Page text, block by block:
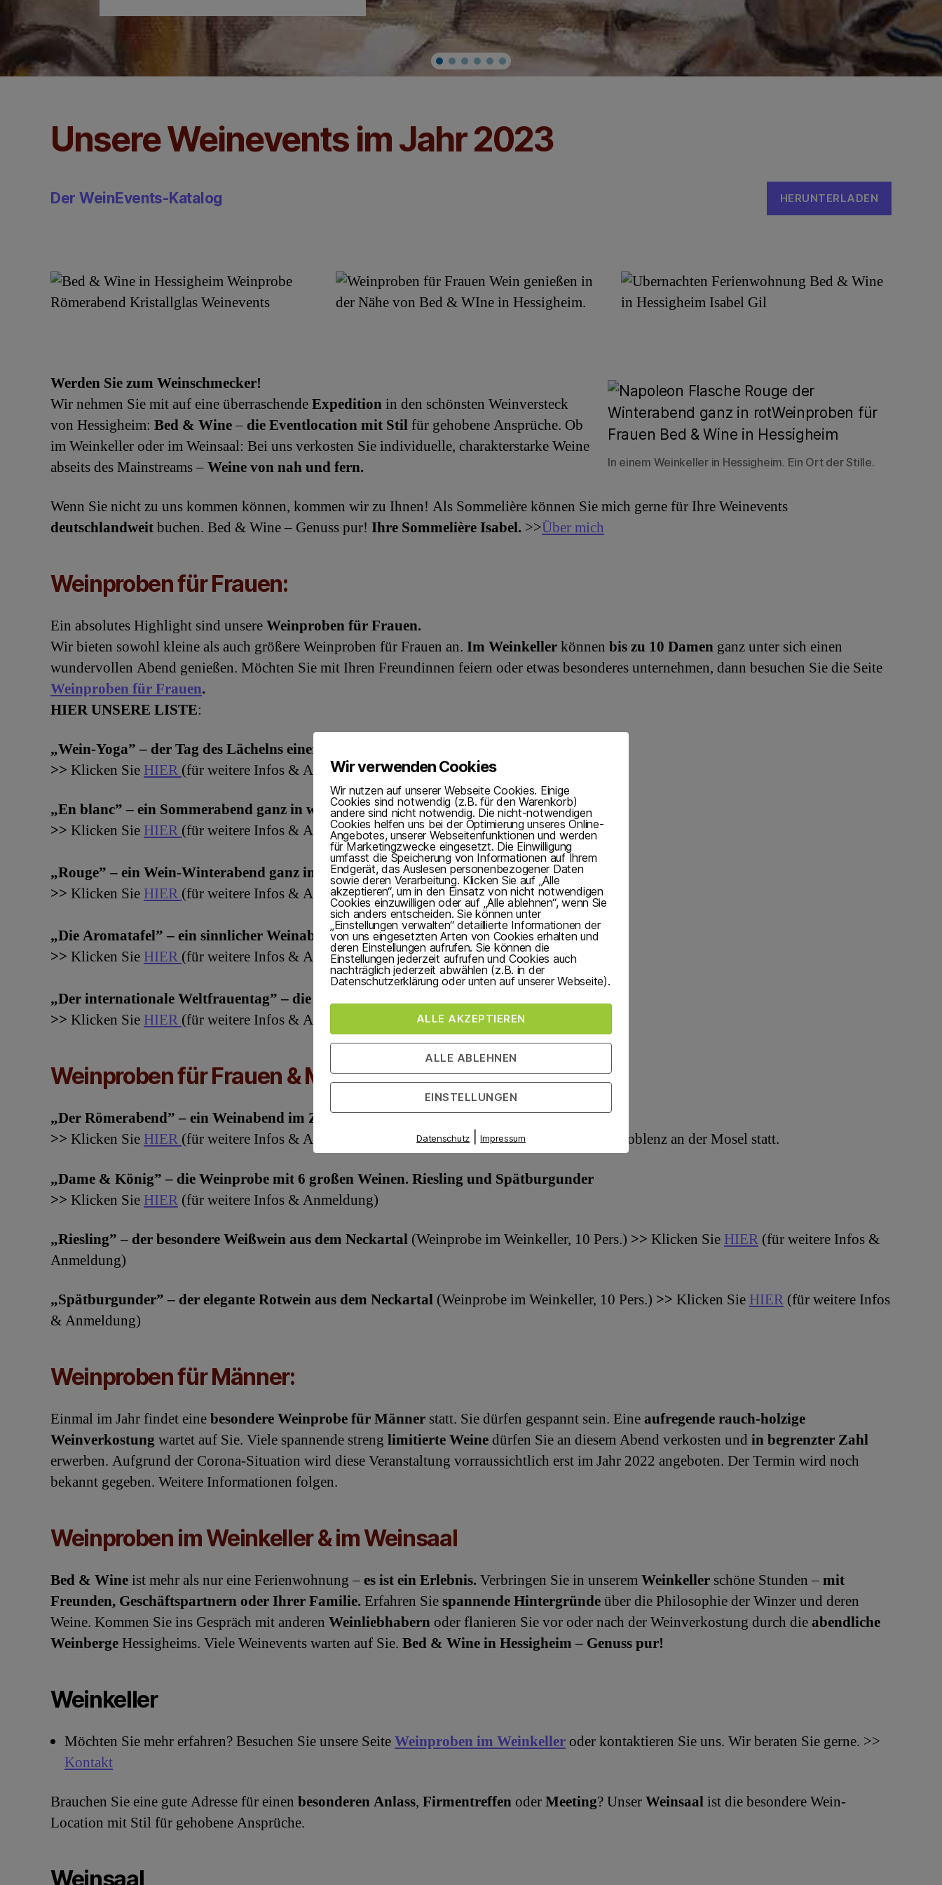
Unsere Weinevents im Jahr 2023
Der WeinEvents-Katalog HERUNTERLADEN
In einem Weinkeller in Hessigheim. Ein Ort der Stille.
Werden Sie zum Weinschmecker!
Wir nehmen Sie mit auf eine überraschendeExpeditionin den schönsten Weinversteck
von Hessigheim: Bed & Wine– die Eventlocation mit Stilfür gehobene Ansprüche. Ob
im Weinkeller oder im Weinsaal: Bei uns verkosten Sie individuelle, charakterstarke Weine
abseits des Mainstreams –Weine von nah und fern.
Wenn Sie nicht zu uns kommen können, kommen wir zu Ihnen! Als Sommelière können Sie mich gerne für Ihre Weinevents
deutschlandweitbuchen. Bed & Wine – Genuss pur! Ihre Sommelière Isabel. >>Über mich
Weinproben für Frauen:
Ein absolutes Highlight sind unsereWeinproben für Frauen.
Wir bieten sowohl kleine als auch größere Weinproben für Frauen an. Im Weinkellerkönnen bis zu 10 Damen ganz unter sich einen
wundervollen Abend genießen. Möchten Sie mit Ihren Freundinnen feiern oder etwas besonderes unternehmen, dann besuchen Sie die Seite
Weinproben für Frauen.
HIER UNSERE LISTE:
„Wein-Yoga” – der Tag des Lächelns einer Frau
>> Klicken Sie HIER (für weitere Infos & Anmeldung)
„En blanc” – ein Sommerabend ganz in weiß
>> Klicken Sie HIER (für weitere Infos & Anmeldung)
„Rouge” – ein Wein-Winterabend ganz in rot
>> Klicken Sie HIER (für weitere Infos & Anmeldung)
„Die Aromatafel” – ein sinnlicher Weinabend für Frauen
>> Klicken Sie HIER (für weitere Infos & Anmeldung)
„Der internationale Weltfrauentag” – die Weinprobe zum Tag der Frau
>> Klicken Sie HIER (für weitere Infos & Anmeldung)
Weinproben für Frauen & Männer:
„Der Römerabend” – ein Weinabend im Zeichen des Römerglases
>> Klicken Sie HIER (für weitere Infos & Anmeldung). Dieses Weinevent findet Ende 2021 in Koblenz an der Mosel statt.
„Dame & König” – die Weinprobe mit 6 großen Weinen. Riesling und Spätburgunder
>> Klicken Sie HIER (für weitere Infos & Anmeldung)
„Riesling” – der besondere Weißwein aus dem Neckartal (Weinprobe im Weinkeller, 10 Pers.) >> Klicken Sie HIER (für weitere Infos &
Anmeldung)
„Spätburgunder” – der elegante Rotwein aus dem Neckartal (Weinprobe im Weinkeller, 10 Pers.) >> Klicken Sie HIER (für weitere Infos
& Anmeldung)
Weinproben für Männer:
Einmal im Jahr findet einebesondere Weinprobe für Männer statt. Sie dürfen gespannt sein. Eineaufregende rauch-holzige
Weinverkostungwartet auf Sie. Viele spannende streng limitierte Weinedürfen Sie an diesem Abend verkosten und in begrenzter Zahl
erwerben. Aufgrund der Corona-Situation wird diese Veranstaltung vorraussichtlich erst im Jahr 2022 angeboten. Der Termin wird noch
bekannt gegeben. Weitere Informationen folgen.
Weinproben imWeinkeller& im Weinsaal
Bed & Wineist mehr als nur eine Ferienwohnung –es ist ein Erlebnis.Verbringen Sie in unseremWeinkeller schöne Stunden –mit
Freunden, Geschäftspartnern oder Ihrer Familie.Erfahren Siespannende Hintergründeüber die Philosophie der Winzer und deren
Weine. Kommen Sie ins Gespräch mit anderen Weinliebhabern oder flanieren Sie vor oder nach der Weinverkostung durch dieabendliche
WeinbergeHessigheims. Viele Weinevents warten auf Sie. Bed & Wine in Hessigheim – Genuss pur!
Weinkeller
Möchten Sie mehr erfahren? Besuchen Sie unsere SeiteWeinproben im Weinkeller oder kontaktieren Sie uns. Wir beraten Sie gerne. >>
Kontakt
Brauchen Sie eine gute Adresse für einen besonderen Anlass, Firmentreffen oderMeeting? UnserWeinsaalist die besondere Wein-
Location mit Stil für gehobene Ansprüche.
Weinsaal
Wir verwenden Cookies
Wir nutzen auf unserer Webseite Cookies. Einige
Cookies sind notwendig (z.B. für den Warenkorb)
andere sind nicht notwendig. Die nicht-notwendigen
Cookies helfen uns bei der Optimierung unseres Online-
Angebotes, unserer Webseitenfunktionen und werden
für Marketingzwecke eingesetzt. Die Einwilligung
umfasst die Speicherung von Informationen auf Ihrem
Endgerät, das Auslesen personenbezogener Daten
sowie deren Verarbeitung. Klicken Sie auf „Alle
akzeptieren“, um in den Einsatz von nicht notwendigen
Cookies einzuwilligen oder auf „Alle ablehnen“, wenn Sie
sich anders entscheiden. Sie können unter
„Einstellungen verwalten“ detaillierte Informationen der
von uns eingesetzten Arten von Cookies erhalten und
deren Einstellungen aufrufen. Sie können die
Einstellungen jederzeit aufrufen und Cookies auch
nachträglich jederzeit abwählen (z.B. in der
Datenschutzerklärung oder unten auf unserer Webseite).
ALLE AKZEPTIEREN
ALLE ABLEHNEN
EINSTELLUNGEN
Datenschutz |Impressum